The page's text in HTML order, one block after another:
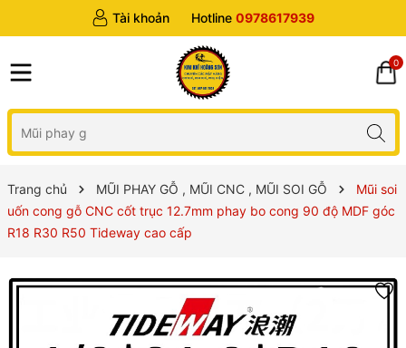
Tài khoản Hotline 0978617939
0
Trang chủ MŨI PHAY GỖ , MŨI CNC , MŨI SOI GỖ
Mũi soi
uốn cong gỗ CNC cốt trục 12.7mm phay bo cong 90 độ MDF góc
R18 R30 R50 Tideway cao cấp